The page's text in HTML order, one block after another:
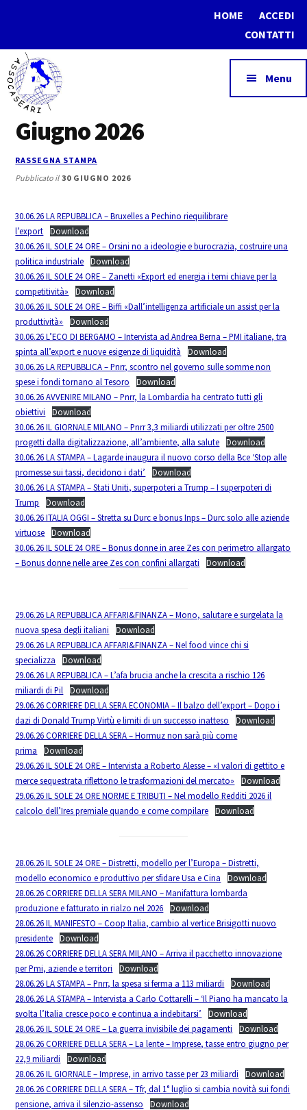
content
HOME
ACCEDI
CONTATTI
Assocaseari
Associazione
prodotti
lattiero-
caseari
Menu
Giugno 2026
RASSEGNA STAMPA
Pubblicato il30 GIUGNO 2026
30.06.26 LA REPUBBLICA – Bruxelles a Pechino riequilibrare
l’export
Download
30.06.26 IL SOLE 24 ORE – Orsini no a ideologie e burocrazia, costruire una
politica industriale
Download
30.06.26 IL SOLE 24 ORE – Zanetti «Export ed energia i temi chiave per la
competitività»
Download
30.06.26 IL SOLE 24 ORE – Biffi «Dall’intelligenza artificiale un assist per la
produttività»
Download
30.06.26 L’ECO DI BERGAMO – Intervista ad Andrea Berna – PMI italiane, tra
spinta all’export e nuove esigenze di liquidità
Download
30.06.26 LA REPUBBLICA – Pnrr, scontro nel governo sulle somme non
spese i fondi tornano al Tesoro
Download
30.06.26 AVVENIRE MILANO – Pnrr, la Lombardia ha centrato tutti gli
obiettivi
Download
30.06.26 IL GIORNALE MILANO – Pnrr 3,3 miliardi utilizzati per oltre 2500
progetti dalla digitalizzazione, all’ambiente, alla salute
Download
30.06.26 LA STAMPA – Lagarde inaugura il nuovo corso della Bce ‘Stop alle
promesse sui tassi, decidono i dati’
Download
30.06.26 LA STAMPA – Stati Uniti, superpoteri a Trump – I superpoteri di
Trump
Download
30.06.26 ITALIA OGGI – Stretta su Durc e bonus Inps – Durc solo alle aziende
virtuose
Download
30.06.26 IL SOLE 24 ORE – Bonus donne in aree Zes con perimetro allargato
– Bonus donne nelle aree Zes con confini allargati
Download
29.06.26 LA REPUBBLICA AFFARI&FINANZA – Mono, salutare e surgelata la
nuova spesa degli italiani
Download
29.06.26 LA REPUBBLICA AFFARI&FINANZA – Nel food vince chi si
specializza
Download
29.06.26 LA REPUBBLICA – L’afa brucia anche la crescita a rischio 126
miliardi di Pil
Download
29.06.26 CORRIERE DELLA SERA ECONOMIA – Il balzo dell’export – Dopo i
dazi di Donald Trump Virtù e limiti di un successo inatteso
Download
29.06.26 CORRIERE DELLA SERA – Hormuz non sarà più come
prima
Download
29.06.26 IL SOLE 24 ORE – Intervista a Roberto Alesse – «I valori di gettito e
merce sequestrata riflettono le trasformazioni del mercato»
Download
29.06.26 IL SOLE 24 ORE NORME E TRIBUTI – Nel modello Redditi 2026 il
calcolo dell’Ires premiale quando e come compilare
Download
28.06.26 IL SOLE 24 ORE – Distretti, modello per l’Europa – Distretti,
modello economico e produttivo per sfidare Usa e Cina
Download
28.06.26 CORRIERE DELLA SERA MILANO – Manifattura lombarda
produzione e fatturato in rialzo nel 2026
Download
28.06.26 IL MANIFESTO – Coop Italia, cambio al vertice Brisigotti nuovo
presidente
Download
28.06.26 CORRIERE DELLA SERA MILANO – Arriva il pacchetto innovazione
per Pmi, aziende e territori
Download
28.06.26 LA STAMPA – Pnrr, la spesa si ferma a 113 miliardi
Download
28.06.26 LA STAMPA – Intervista a Carlo Cottarelli – ‘Il Piano ha mancato la
svolta l’Italia cresce poco e continua a indebitarsi’
Download
28.06.26 IL SOLE 24 ORE – La guerra invisibile dei pagamenti
Download
28.06.26 CORRIERE DELLA SERA – La lente – Imprese, tasse entro giugno per
22,9 miliardi
Download
28.06.26 IL GIORNALE – Imprese, in arrivo tasse per 23 miliardi
Download
28.06.26 CORRIERE DELLA SERA – Tfr, dal 1° luglio si cambia novità sui fondi
pensione, arriva il silenzio-assenso
Download